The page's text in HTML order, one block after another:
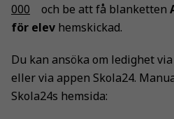
000
och be att få blanketten
för elev hemskickad.
Du kan ansöka om ledighet
eller via appen Skola24.
Skola24s hemsida: